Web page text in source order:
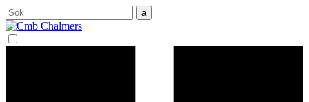
Sök
efter: